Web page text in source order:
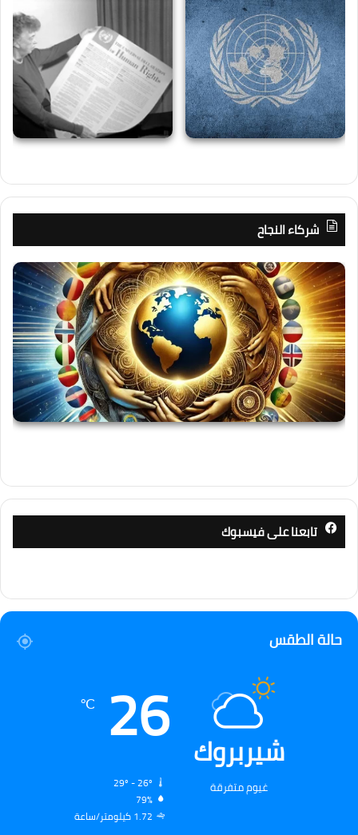
شركاء النجاح
تابعنا على فيسبوك
حالة الطقس
شيربروك
غيوم متفرقة
26
℃
79%
1.72 كيلومتر/ساعة